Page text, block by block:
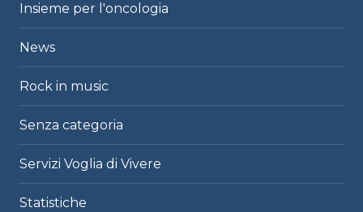
Insieme per l'oncologia
News
Rock in music
Senza categoria
Servizi Voglia di Vivere
Statistiche